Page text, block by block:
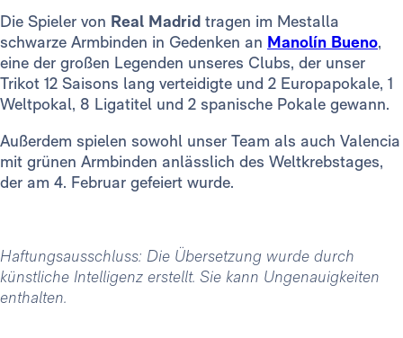
Die Spieler von Real Madrid tragen im Mestalla
schwarze Armbinden in Gedenken an Manolín Bueno,
eine der großen Legenden unseres Clubs, der unser
Trikot 12 Saisons lang verteidigte und 2 Europapokale, 1
Weltpokal, 8 Ligatitel und 2 spanische Pokale gewann.
Außerdem spielen sowohl unser Team als auch Valencia
mit grünen Armbinden anlässlich des Weltkrebstages,
der am 4. Februar gefeiert wurde.
Haftungsausschluss: Die Übersetzung wurde durch
künstliche Intelligenz erstellt. Sie kann Ungenauigkeiten
enthalten.